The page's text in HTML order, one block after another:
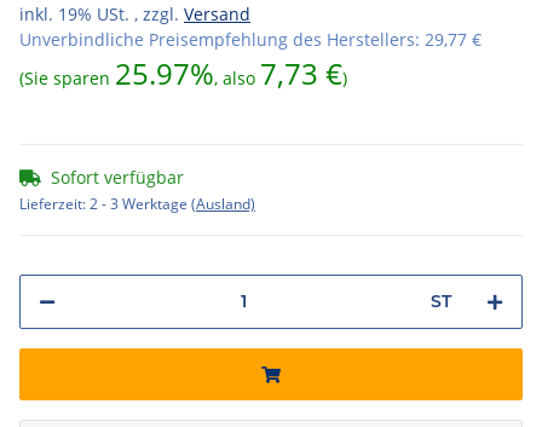
inkl. 19% USt. , zzgl. Versand
Unverbindliche Preisempfehlung des Herstellers: 29,77 €
(Sie sparen 25.97%, also 7,73 €)
Sofort verfügbar
Lieferzeit:2 - 3 Werktage (Ausland)
ST